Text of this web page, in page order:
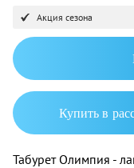
Акция сезона
Купить в
Табурет Олимпия -